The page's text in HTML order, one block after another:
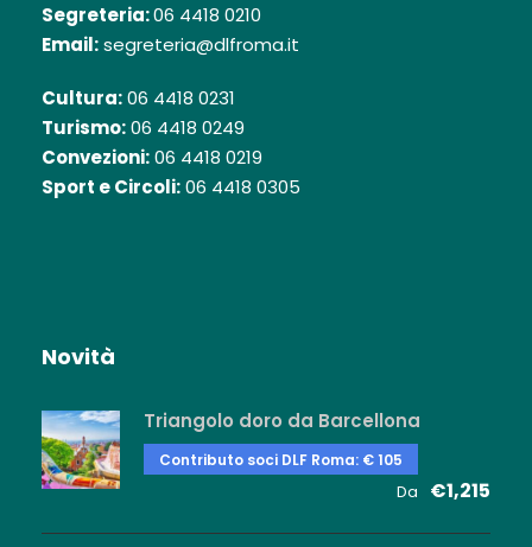
Segreteria:06 4418 0210
Email:segreteria@dlfroma.it
Cultura:06 4418 0231
Turismo:06 4418 0249
Convezioni:06 4418 0219
Sport e Circoli:06 4418 0305
Novità
Triangolo doro da Barcellona
Contributo soci DLF Roma: € 105
Da €1,215